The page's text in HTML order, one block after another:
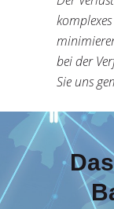
bei der
Sie uns